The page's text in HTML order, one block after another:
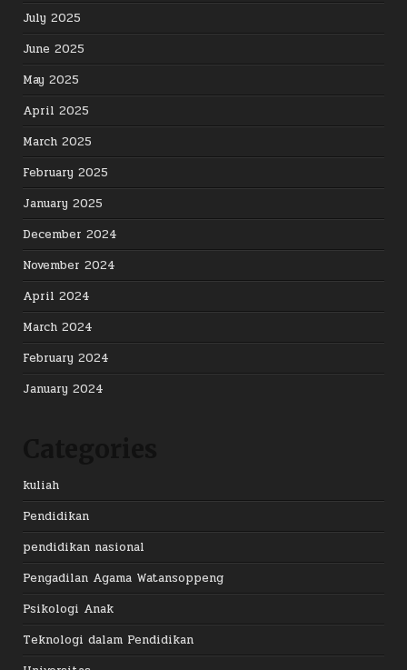
July 2025
June 2025
May 2025
April 2025
March 2025
February 2025
January 2025
December 2024
November 2024
April 2024
March 2024
February 2024
January 2024
kuliah
Pendidikan
pendidikan nasional
Pengadilan Agama Watansoppeng
Psikologi Anak
Teknologi dalam Pendidikan